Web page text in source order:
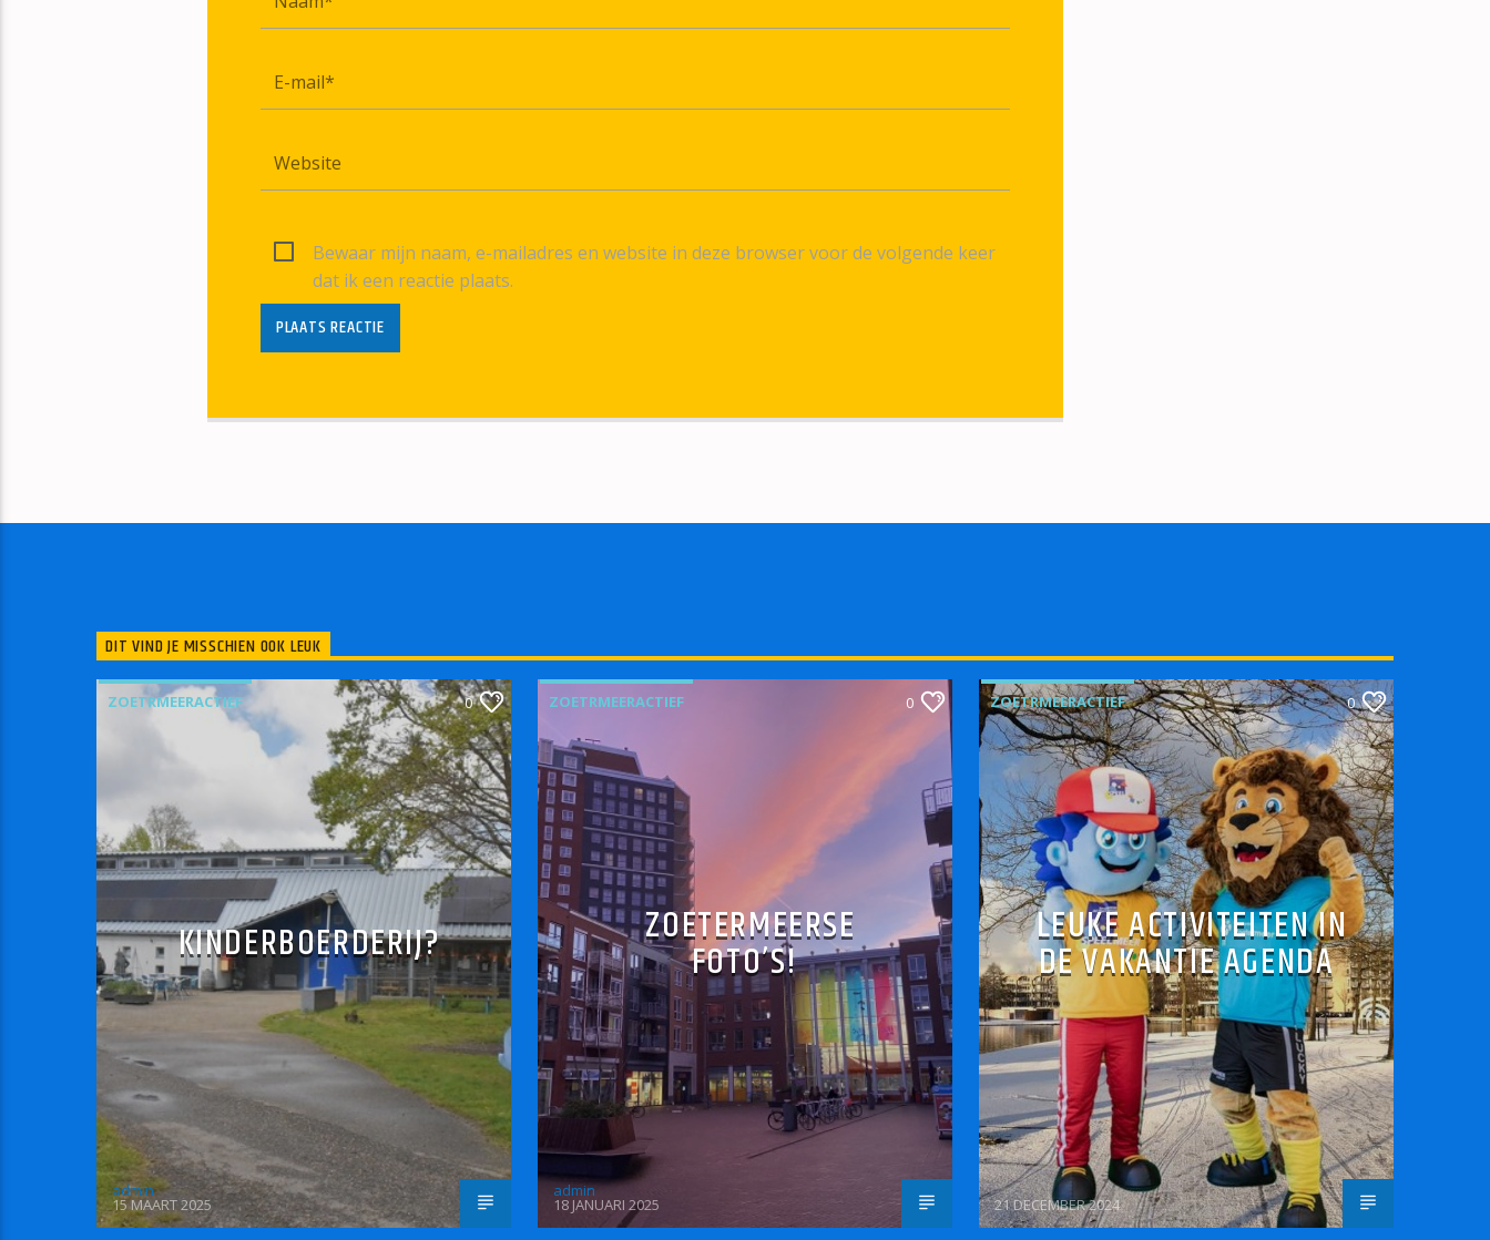
Bewaar mijn naam, e-mailadres en website in deze browser voor de volgende keer
dat ik een reactie plaats.
DIT VIND JE MISSCHIEN OOK LEUK
ZOETRMEERACTIEF 0
KINDERBOERDERIJ?
admin
15 MAART 2025
ZOETRMEERACTIEF 0
ZOETERMEERSE
FOTO’S!
admin
18 JANUARI 2025
ZOETRMEERACTIEF 0
LEUKE ACTIVITEITEN IN
DE VAKANTIE AGENDA
21 DECEMBER 2024